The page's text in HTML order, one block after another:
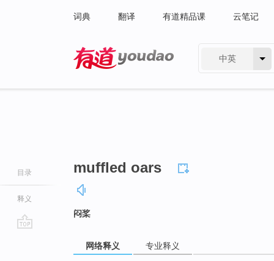
词典 翻译 有道精品课 云笔记
中英
目录
释义
muffled oars
闷桨
网络释义 专业释义